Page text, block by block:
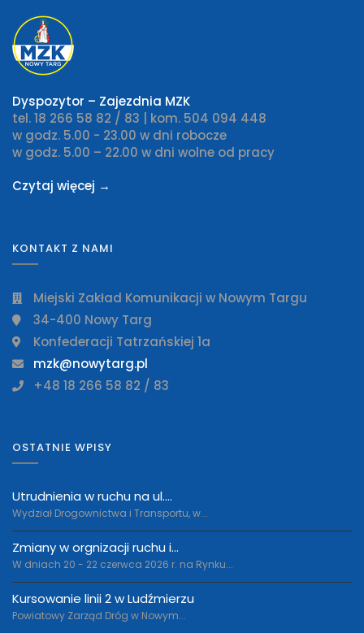
Dyspozytor – Zajezdnia MZK
tel. 18 266 58 82 / 83 | kom. 504 094 448
w godz. 5.00 - 23.00 w dni robocze
w godz. 5.00 – 22.00 w dni wolne od pracy
Czytaj więcej →
KONTAKT Z NAMI
Miejski Zakład Komunikacji w Nowym Targu
34-400 Nowy Targ
Konfederacji Tatrzańskiej 1a
mzk@nowytarg.pl
+48 18 266 58 82 / 83
OSTATNIE WPISY
Utrudnienia w ruchu na ul....
Wydział Drogownictwa i Transportu, w...
Zmiany w orgnizacji ruchu i...
W dniach 20 - 22 czerwca 2026 r. na Rynku...
Kursowanie linii 2 w Ludźmierzu
Powiatowy Zarząd Dróg w Nowym...